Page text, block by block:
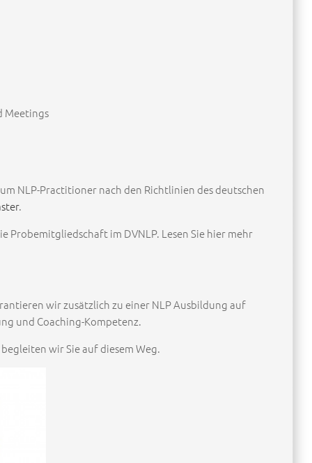
Meetings
NLP-Practitioner nach den Richtlinien des deutschen
.
im DVNLP. Lesen Sie hier mehr
wir zusätzlich zu einer NLP Ausbildung auf
und Coaching-Kompetenz.
wir Sie auf diesem Weg.